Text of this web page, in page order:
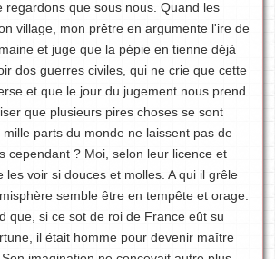
regardons que sous nous. Quand les
village, mon prêtre en argumente l'ire de
et juge que la pépie en tienne déjà
dos guerres civiles, qui ne crie que cette
et que le jour du jugement nous prend
que plusieurs pires choses se sont
parts du monde ne laissent pas de
cependant ? Moi, selon leur licence et
les voir si douces et molles. A qui il grêle
semble être en tempête et orage.
que, si ce sot de roi de France eût su
il était homme pour devenir maître